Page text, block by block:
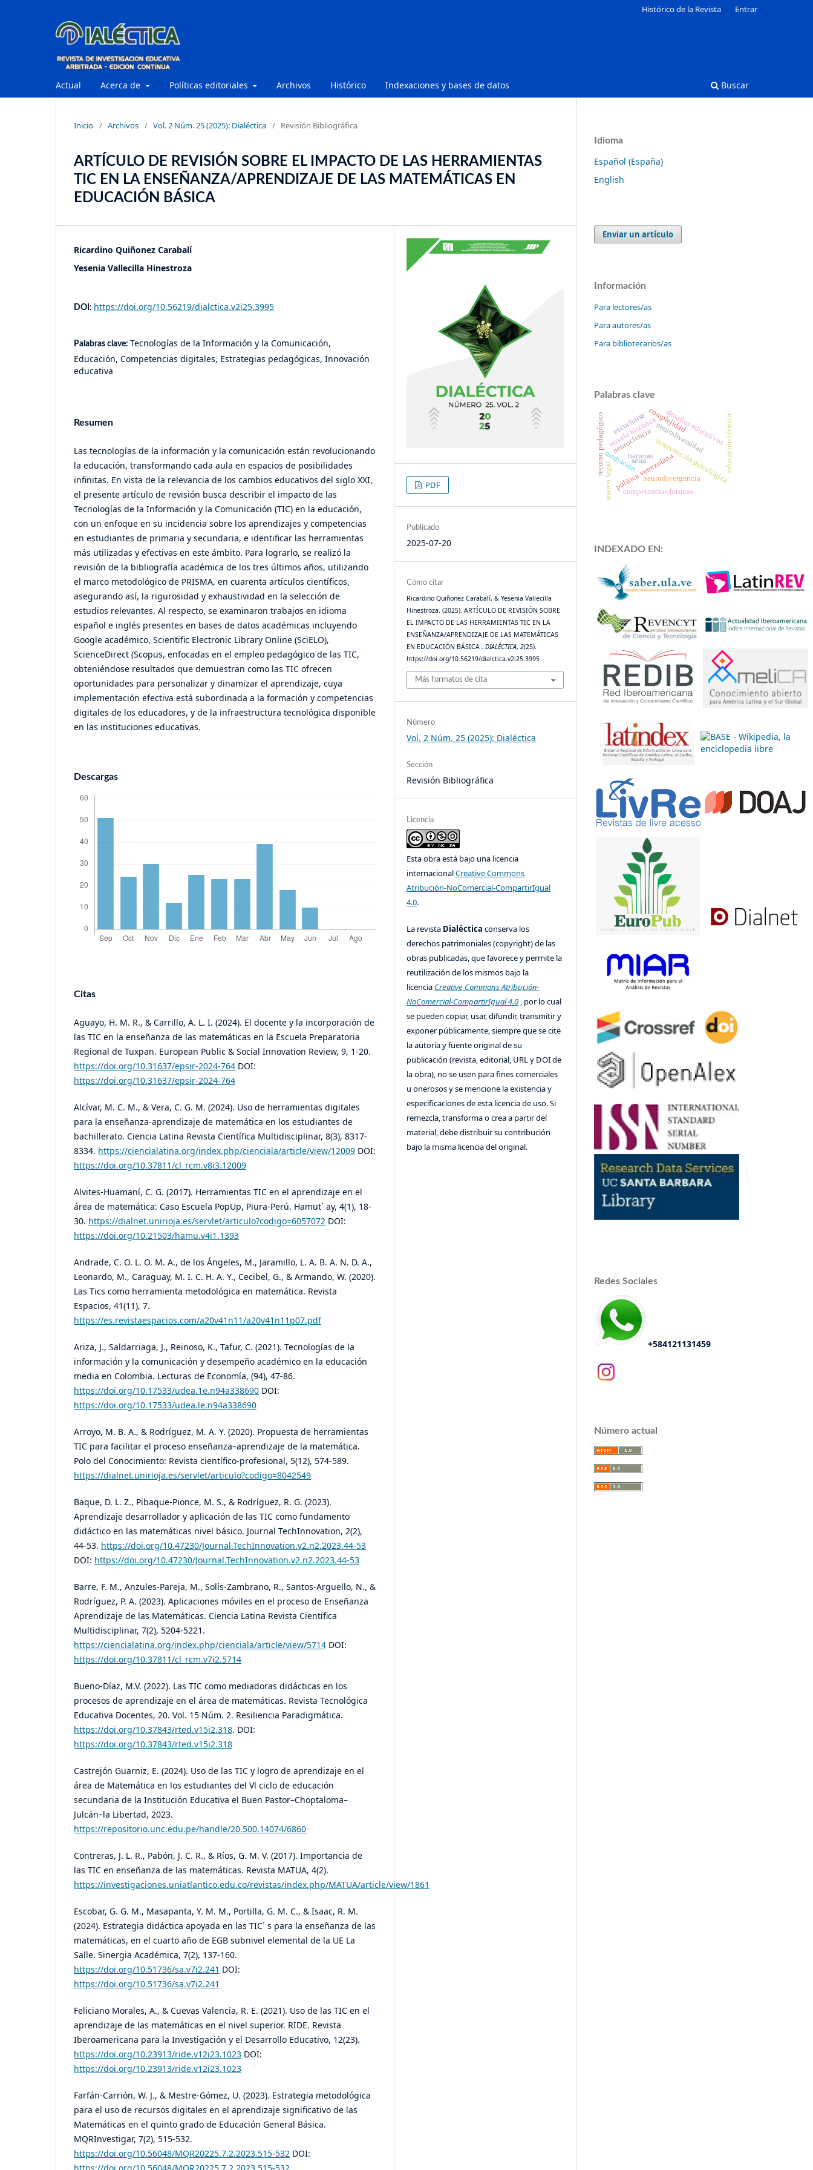
Actual Acerca de Políticas editoriales Archivos Histórico Indexaciones y bases de datos Buscar
Histórico de la Revista Entrar
Inicio / Archivos / Vol. 2 Núm. 25 (2025): Dialéctica / Revisión Bibliográfica
ARTÍCULO DE REVISIÓN SOBRE EL IMPACTO DE LAS HERRAMIENTAS
TIC EN LA ENSEÑANZA/APRENDIZAJE DE LAS MATEMÁTICAS EN
EDUCACIÓN BÁSICA
Ricardino Quiñonez Carabalí
Yesenia Vallecilla Hinestroza
DOI: https://doi.org/10.56219/dialctica.v2i25.3995
Palabras clave: Tecnologías de la Información y la Comunicación,
Educación, Competencias digitales, Estrategias pedagógicas, Innovación
educativa
Resumen
Las tecnologías de la información y la comunicación están revolucionando
la educación, transformando cada aula en espacios de posibilidades
infinitas. En vista de la relevancia de los cambios educativos del siglo XXI,
el presente artículo de revisión busca describir el impacto de las
Tecnologías de la Información y la Comunicación (TIC) en la educación,
con un enfoque en su incidencia sobre los aprendizajes y competencias
en estudiantes de primaria y secundaria, e identificar las herramientas
más utilizadas y efectivas en este ámbito. Para lograrlo, se realizó la
revisión de la bibliografía académica de los tres últimos años, utilizando
el marco metodológico de PRISMA, en cuarenta artículos científicos,
asegurando así, la rigurosidad y exhaustividad en la selección de
estudios relevantes. Al respecto, se examinaron trabajos en idioma
español e inglés presentes en bases de datos académicas incluyendo
Google académico, Scientific Electronic Library Online (SciELO),
ScienceDirect (Scopus, enfocadas en el empleo pedagógico de las TIC,
obteniéndose resultados que demuestran como las TIC ofrecen
oportunidades para personalizar y dinamizar el aprendizaje, cuya
implementación efectiva está subordinada a la formación y competencias
digitales de los educadores, y de la infraestructura tecnológica disponible
en las instituciones educativas.
Descargas
Citas
Aguayo, H. M. R., & Carrillo, A. L. I. (2024). El docente y la incorporación de
las TIC en la enseñanza de las matemáticas en la Escuela Preparatoria
Regional de Tuxpan. European Public & Social Innovation Review, 9, 1-20.
https://doi.org/10.31637/epsir-2024-764 DOI:
https://doi.org/10.31637/epsir-2024-764
Alcívar, M. C. M., & Vera, C. G. M. (2024). Uso de herramientas digitales
para la enseñanza-aprendizaje de matemática en los estudiantes de
bachillerato. Ciencia Latina Revista Científica Multidisciplinar, 8(3), 8317-
8334. https://ciencialatina.org/index.php/cienciala/article/view/12009 DOI:
https://doi.org/10.37811/cl_rcm.v8i3.12009
Alvites-Huamaní, C. G. (2017). Herramientas TIC en el aprendizaje en el
área de matemática: Caso Escuela PopUp, Piura-Perú. Hamut´ ay, 4(1), 18-
30. https://dialnet.unirioja.es/servlet/articulo?codigo=6057072 DOI:
https://doi.org/10.21503/hamu.v4i1.1393
Andrade, C. O. L. O. M. A., de los Ángeles, M., Jaramillo, L. A. B. A. N. D. A.,
Leonardo, M., Caraguay, M. I. C. H. A. Y., Cecibel, G., & Armando, W. (2020).
Las Tics como herramienta metodológica en matemática. Revista
Espacios, 41(11), 7.
https://es.revistaespacios.com/a20v41n11/a20v41n11p07.pdf
Ariza, J., Saldarriaga, J., Reinoso, K., Tafur, C. (2021). Tecnologías de la
información y la comunicación y desempeño académico en la educación
media en Colombia. Lecturas de Economía, (94), 47-86.
https://doi.org/10.17533/udea.1e.n94a338690 DOI:
https://doi.org/10.17533/udea.le.n94a338690
Arroyo, M. B. A., & Rodríguez, M. A. Y. (2020). Propuesta de herramientas
TIC para facilitar el proceso enseñanza–aprendizaje de la matemática.
Polo del Conocimiento: Revista científico-profesional, 5(12), 574-589.
https://dialnet.unirioja.es/servlet/articulo?codigo=8042549
Baque, D. L. Z., Pibaque-Pionce, M. S., & Rodríguez, R. G. (2023).
Aprendizaje desarrollador y aplicación de las TIC como fundamento
didáctico en las matemáticas nivel básico. Journal TechInnovation, 2(2),
44-53. https://doi.org/10.47230/Journal.TechInnovation.v2.n2.2023.44-53
DOI: https://doi.org/10.47230/Journal.TechInnovation.v2.n2.2023.44-53
Barre, F. M., Anzules-Pareja, M., Solís-Zambrano, R., Santos-Arguello, N., &
Rodríguez, P. A. (2023). Aplicaciones móviles en el proceso de Enseñanza
Aprendizaje de las Matemáticas. Ciencia Latina Revista Científica
Multidisciplinar, 7(2), 5204-5221.
https://ciencialatina.org/index.php/cienciala/article/view/5714 DOI:
https://doi.org/10.37811/cl_rcm.v7i2.5714
Bueno-Díaz, M.V. (2022). Las TIC como mediadoras didácticas en los
procesos de aprendizaje en el área de matemáticas. Revista Tecnológica
Educativa Docentes, 20. Vol. 15 Núm. 2. Resiliencia Paradigmática.
https://doi.org/10.37843/rted.v15i2.318. DOI:
https://doi.org/10.37843/rted.v15i2.318
Castrejón Guarniz, E. (2024). Uso de las TIC y logro de aprendizaje en el
área de Matemática en los estudiantes del Vl ciclo de educación
secundaria de la Institución Educativa el Buen Pastor–Choptaloma–
Julcán–la Libertad, 2023.
https://repositorio.unc.edu.pe/handle/20.500.14074/6860
Contreras, J. L. R., Pabón, J. C. R., & Ríos, G. M. V. (2017). Importancia de
las TIC en enseñanza de las matemáticas. Revista MATUA, 4(2).
https://investigaciones.uniatlantico.edu.co/revistas/index.php/MATUA/article/view/1861
Escobar, G. G. M., Masapanta, Y. M. M., Portilla, G. M. C., & Isaac, R. M.
(2024). Estrategia didáctica apoyada en las TIC´ s para la enseñanza de las
matemáticas, en el cuarto año de EGB subnivel elemental de la UE La
Salle. Sinergia Académica, 7(2), 137-160.
https://doi.org/10.51736/sa.v7i2.241 DOI:
https://doi.org/10.51736/sa.v7i2.241
Feliciano Morales, A., & Cuevas Valencia, R. E. (2021). Uso de las TIC en el
aprendizaje de las matemáticas en el nivel superior. RIDE. Revista
Iberoamericana para la Investigación y el Desarrollo Educativo, 12(23).
https://doi.org/10.23913/ride.v12i23.1023 DOI:
https://doi.org/10.23913/ride.v12i23.1023
Farfán-Carrión, W. J., & Mestre-Gómez, U. (2023). Estrategia metodológica
para el uso de recursos digitales en el aprendizaje significativo de las
Matemáticas en el quinto grado de Educación General Básica.
MQRInvestigar, 7(2), 515-532.
https://doi.org/10.56048/MQR20225.7.2.2023.515-532 DOI:
PDF
Publicado
2025-07-20
Cómo citar
Ricardino Quiñonez Carabalí, & Yesenia Vallecilla
Hinestroza. (2025). ARTÍCULO DE REVISIÓN SOBRE
EL IMPACTO DE LAS HERRAMIENTAS TIC EN LA
ENSEÑANZA/APRENDIZAJE DE LAS MATEMÁTICAS
EN EDUCACIÓN BÁSICA .DIALÉCTICA,2(25).
https://doi.org/10.56219/dialctica.v2i25.3995
Más formatos de cita
Número
Vol. 2 Núm. 25 (2025): Dialéctica
Sección
Revisión Bibliográfica
Licencia
Esta obra está bajo una licencia
internacionalCreative Commons
Atribución-NoComercial-CompartirIgual
4.0.
La revista Dialécticaconserva los
derechos patrimoniales (copyright) de las
obras publicadas, que favorece y permite la
reutilización de los mismos bajo la
licencia Creative Commons Atribución-
NoComercial-CompartirIgual 4.0 , por lo cual
se pueden copiar, usar, difundir, transmitir y
exponer públicamente, siempre que se cite
la autoría y fuente original de su
publicación (revista, editorial, URL y DOI de
la obra), no se usen para fines comerciales
u onerosos y se mencione la existencia y
especificaciones de esta licencia de uso. Si
remezcla, transforma o crea a partir del
material, debe distribuir su contribución
bajo la misma licencia del original.
Idioma
Español (España)
English
Enviar un artículo
Información
Para lectores/as
Para autores/as
Para bibliotecarios/as
Palabras clave
intervención psicológica
política venezolana
neurodivergencia
neurodiversidad
competencias básicas
neurociencia
mediación
recurso pedagógico novela históricacomplejidad
desafíos educativos
sena educación técnica
marco legal
barreras
escucharse
INDEXADO EN:
Redes Sociales
+584121131459
Número actual